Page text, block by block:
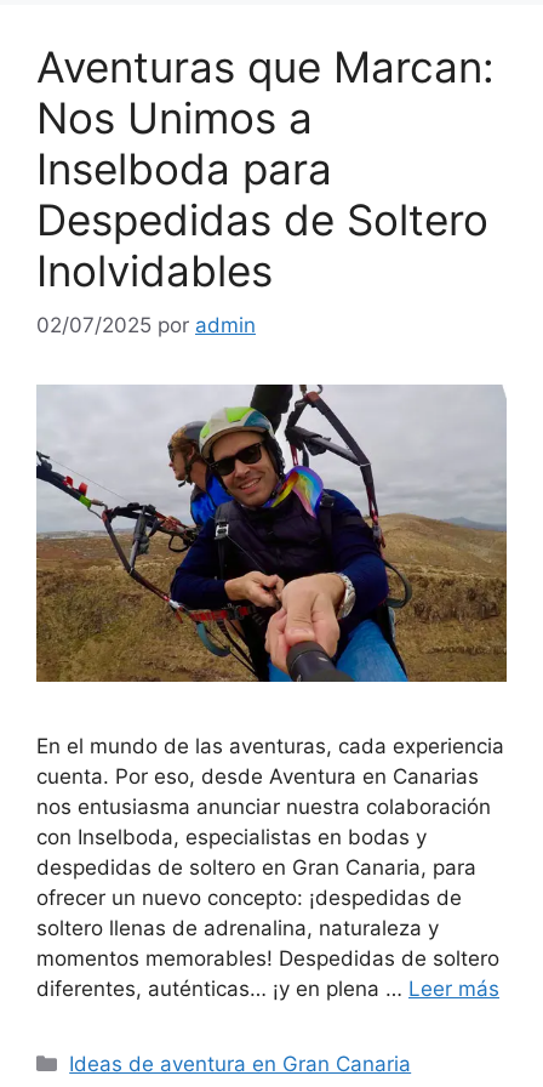
Aventuras que Marcan:
Nos Unimos a
Inselboda para
Despedidas de Soltero
Inolvidables
02/07/2025 por admin
En el mundo de las aventuras, cada experiencia
cuenta. Por eso, desde Aventura en Canarias
nos entusiasma anunciar nuestra colaboración
con Inselboda, especialistas en bodas y
despedidas de soltero en Gran Canaria, para
ofrecer un nuevo concepto: ¡despedidas de
soltero llenas de adrenalina, naturaleza y
momentos memorables! Despedidas de soltero
diferentes, auténticas… ¡y en plena … Leer más
Categorías
Ideas de aventura en Gran Canaria